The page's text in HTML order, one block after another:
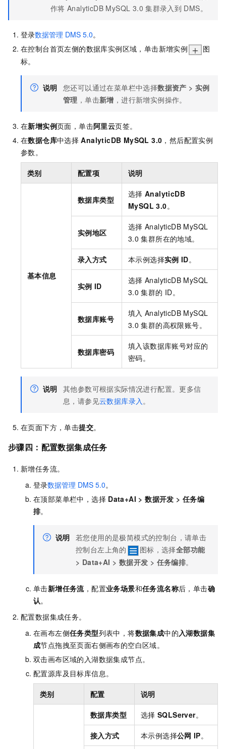
作将 AnalyticDB MySQL 3.0 集群录入到 DMS。
登录数据管理 DMS 5.0。
在控制台首页左侧的数据库实例区域，单击新增实例
图
标。
说明 您还可以通过在菜单栏中选择数据资产 >实例
管理 ，单击新增 ，进行新增实例操作。
在新增实例页面，单击阿里云页签。
在数据仓库中选择 AnalyticDB MySQL 3.0 ，然后配置实例
参数。
类别 配置项 说明
基本信息
数据库类型
选择 AnalyticDB
MySQL 3.0。
实例地区
选择 AnalyticDB MySQL
3.0 集群所在的地域。
录入方式 本示例选择实例 ID。
实例 ID
选择 AnalyticDB MySQL
3.0 集群的 ID。
数据库账号
填入 AnalyticDB MySQL
3.0 集群的高权限账号。
数据库密码
填入该数据库账号对应的
密码。
说明 其他参数可根据实际情况进行配置。更多信
息，请参见云数据库录入。
在页面下方，单击提交。
步骤四：配置数据集成任务
新增任务流。
登录数据管理 DMS 5.0。
在顶部菜单栏中，选择 Data+AI >数据开发 >任务编
排。
说明 若您使用的是极简模式的控制台，请单击
控制台左上角的
图标，选择全部功能
> Data+AI > 数据开发 > 任务编排。
单击新增任务流，配置业务场景和任务流名称后，单击确
认。
配置数据集成任务。
在画布左侧任务类型列表中，将数据集成中的 入湖数据集
成节点拖拽至页面右侧画布的空白区域。
双击画布区域的入湖数据集成节点。
配置源库及目标库信息。
类别 配置 说明
数据库类型 选择 SQLServer。
接入方式 本示例选择公网 IP。